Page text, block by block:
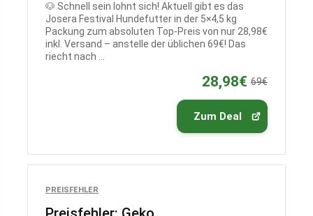
🐶 Schnell sein lohnt sich! Aktuell gibt es das
Josera Festival Hundefutter in der 5×4,5 kg
Packung zum absoluten Top-Preis von nur 28,98€
inkl. Versand – anstelle der üblichen 69€! Das
riecht nach ...
28,98€ 69€
Zum Deal
PREISFEHLER